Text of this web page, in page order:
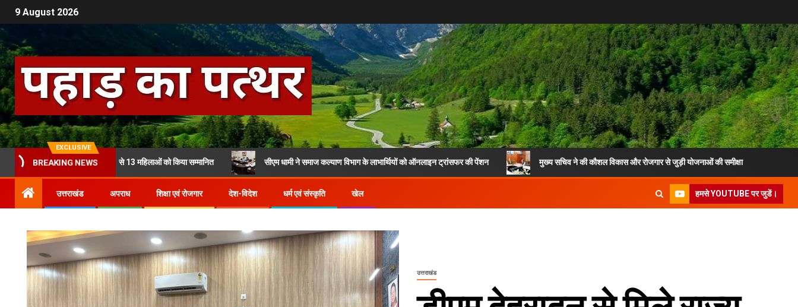
9 August 2026
EXCLUSIVE
BREAKING NEWS
ने तीलू रौतेली पुरस्कार से 13 महिलाओं को किया सम्मानित सीएम धामी ने समाज कल्याण विभाग के लाभार्थियों को ऑनलाइन ट्रांसफर की पेंशन मुख्य सचिव ने की कौशल विकास और रोजगार से जुड़ी योजनाओं की समीक्षा
उत्तराखंड अपराध शिक्षा एवं रोजगार देश-विदेश धर्म एवं संस्कृति खेल हमसे YOUTUBE पर जुडें।
उत्तराखंड